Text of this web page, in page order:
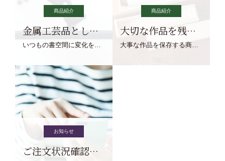
商品紹介
金属工芸品としての文鎮
いつもの書空間に変化を与えてくれる、見ているだけで愉しくなる金属工芸品の文鎮をご紹介します。
商品紹介
大切な作品を残す作品保存商品
大事な作品を保存する商品を取りまとめてご紹介ます。
お知らせ
ご注文状況確認について